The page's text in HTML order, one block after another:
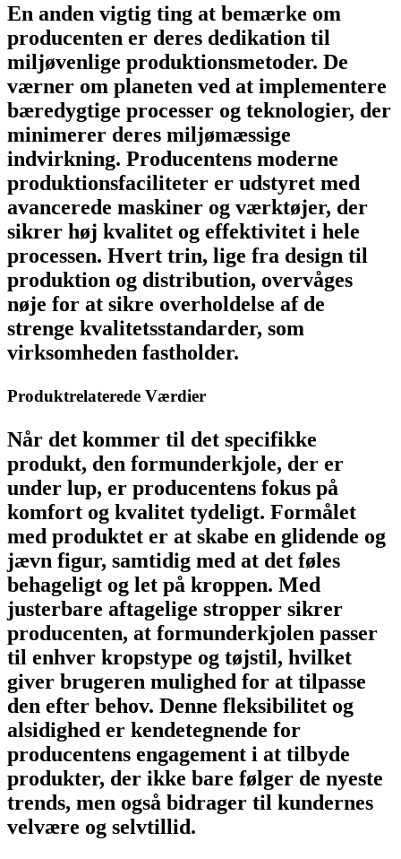
En anden vigtig ting at bemærke om
producenten er deres dedikation til
miljøvenlige produktionsmetoder. De
værner om planeten ved at implementere
bæredygtige processer og teknologier, der
minimerer deres miljømæssige
indvirkning. Producentens moderne
produktionsfaciliteter er udstyret med
avancerede maskiner og værktøjer, der
sikrer høj kvalitet og effektivitet i hele
processen. Hvert trin, lige fra design til
produktion og distribution, overvåges
nøje for at sikre overholdelse af de
strenge kvalitetsstandarder, som
virksomheden fastholder.
Produktrelaterede Værdier
Når det kommer til det specifikke
produkt, den formunderkjole, der er
under lup, er producentens fokus på
komfort og kvalitet tydeligt. Formålet
med produktet er at skabe en glidende og
jævn figur, samtidig med at det føles
behageligt og let på kroppen. Med
justerbare aftagelige stropper sikrer
producenten, at formunderkjolen passer
til enhver kropstype og tøjstil, hvilket
giver brugeren mulighed for at tilpasse
den efter behov. Denne fleksibilitet og
alsidighed er kendetegnende for
producentens engagement i at tilbyde
produkter, der ikke bare følger de nyeste
trends, men også bidrager til kundernes
velvære og selvtillid.